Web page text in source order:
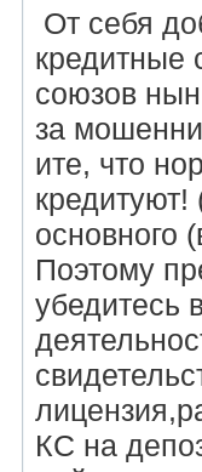
От себя
кредитные
союзов
за
ите, что
кредитуют!
основного
Поэтому
убедитесь
КС на